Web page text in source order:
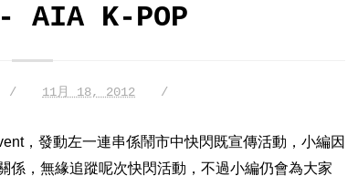
AIA K-POP
11月 18, 2012
， 發動左一連串係鬧市中快閃既宣傳活動，小編因
係，無緣追蹤呢次快閃活動，不過小編仍會為大家